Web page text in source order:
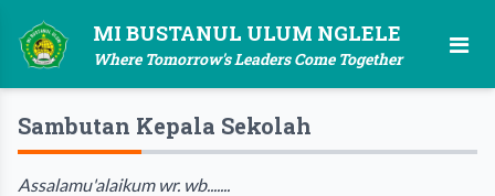
MI BUSTANUL ULUM NGLELE
Where Tomorrow's Leaders Come Together
Sambutan Kepala Sekolah
Assalamu'alaikum wr. wb.......